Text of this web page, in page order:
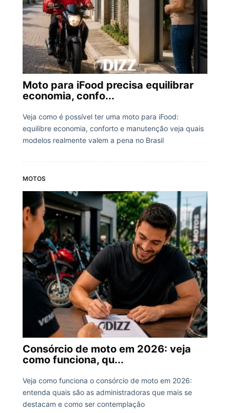
Moto para iFood precisa equilibrar
economia, confo...
Veja como é possível ter uma moto para iFood:
equilibre economia, conforto e manutenção veja quais
modelos realmente valem a pena no Brasil
MOTOS
Consórcio de moto em 2026: veja
como funciona, qu...
Veja como funciona o consórcio de moto em 2026:
entenda quais são as administradoras que mais se
destacam e como ser contemplação